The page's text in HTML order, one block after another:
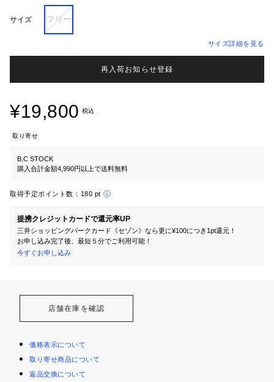
サイズ フリー
サイズ詳細を見る
再入荷お知らせ登録
¥19,800 税込
取り寄せ
B.C STOCK
購入合計金額4,990円以上で送料無料
取得予定ポイント数： 180 pt
提携クレジットカードで還元率UP
三井ショッピングパークカード《セゾン》なら更に¥100につき1pt還元！
お申し込み完了後、最短５分でご利用可能！
今すぐお申し込み
店舗在庫を確認
価格表示について
取り寄せ商品について
返品交換について